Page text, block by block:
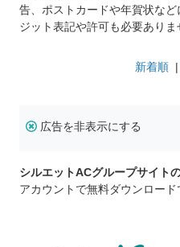
告、ポストカードや年賀状な
ジット表記や許可も必要ありま
新着順 |
広告を非表示にする
シルエットACグループサイト
アカウントで無料ダウンロード